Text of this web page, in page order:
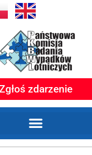
narzędzi
zdarzenie